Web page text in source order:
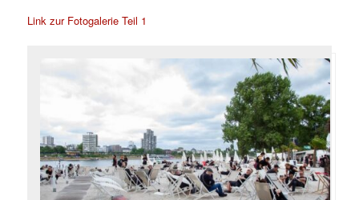
Link zur Fotogalerie Teil 1